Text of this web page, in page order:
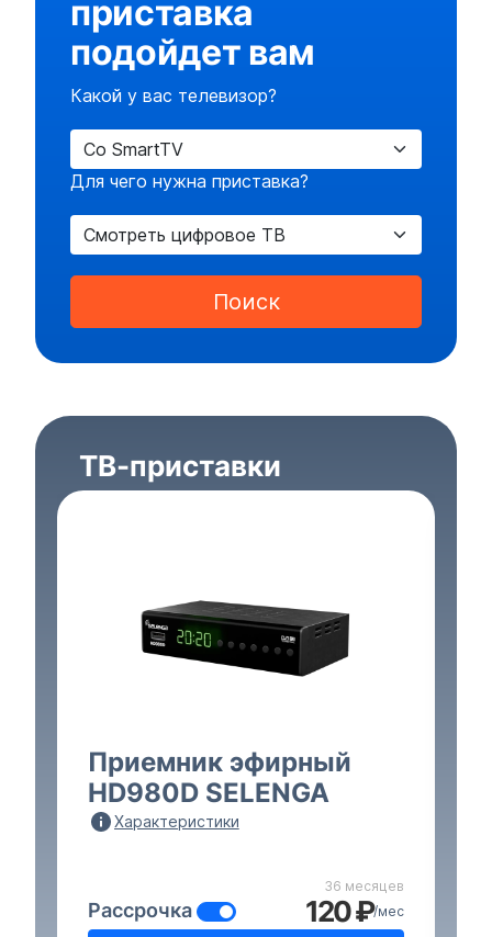
приставка
подойдет вам
Какой у вас телевизор?
Для чего нужна приставка?
Поиск
ТВ-приставки
Приемник эфирный
HD980D SELENGA
Характеристики
Рассрочка
36 месяцев
120 ₽/мес